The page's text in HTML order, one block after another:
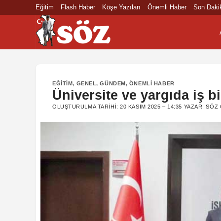
Eğitim Flash Haber Köşe Yazıları Önemli Haber Son
EĞITIM, GENEL,GÜNDEM, ÖNEMLI HABER
Üniversite ve yargıda iş
OLUŞTURULMA TARIHI:20 KASIM 2025 – 14:35 YAZAR:SÖZ